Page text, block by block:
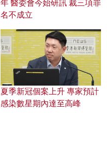
年 醫委會今始研訊 裁三項罪
名不成立
夏季新冠個案上升 專家預計
感染數星期內達至高峰